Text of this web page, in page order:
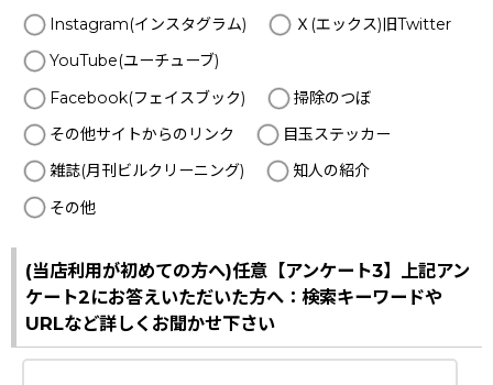
Instagram(インスタグラム)
Ｘ(エックス)旧Twitter
YouTube(ユーチューブ)
Facebook(フェイスブック)
掃除のつぼ
その他サイトからのリンク
目玉ステッカー
雑誌(月刊ビルクリーニング)
知人の紹介
その他
(当店利用が初めての方へ)任意【アンケート3】上記アン
ケート2にお答えいただいた方へ：検索キーワードや
URLなど詳しくお聞かせ下さい